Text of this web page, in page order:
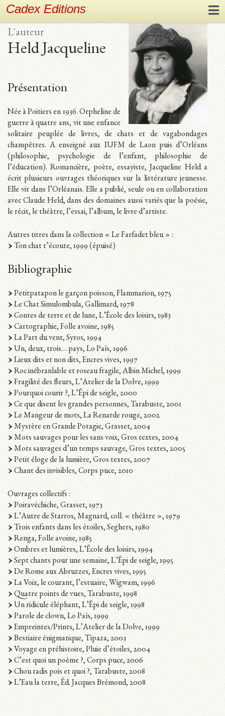
Cadex Editions
L'auteur
Held Jacqueline
Présentation
Née à Poitiers en 1936. Orpheline de
guerre à quatre ans, vit une enfance
solitaire peuplée de livres, de chats et de vagabondages
champêtres. A enseigné aux IUFM de Laon puis d’Orléans
(philosophie, psychologie de l’enfant, philosophie de
l’éducation). Romancière, poète, essayiste, Jacqueline Held a
écrit plusieurs ouvrages théoriques sur la littérature jeunesse.
Elle vit dans l’Orléanais. Elle a publié, seule ou en collaboration
avec Claude Held, dans des domaines aussi variés que la poésie,
le récit, le théâtre, l’essai, l’album, le livre d’artiste.
Autres titres dans la collection « Le Farfadet bleu » :
Ton chat t’écoute, 1999 (épuisé)
Bibliographie
Petitpatapon le garçon poisson, Flammarion, 1975
Le Chat Simulombula, Gallimard, 1978
Contes de terre et de lune, L’École des loisirs, 1983
Cartographie, Folle avoine, 1985
La Part du vent, Syros, 1994
Un, deux, trois… pays, Lo Païs, 1996
Lieux dits et non dits, Encres vives, 1997
Roc inébranlable et roseau fragile, Albin Michel, 1999
Fragilité des fleurs, L’Atelier de la Dolve, 1999
Pourquoi courir ?, L’Épi de seigle, 2000
Ce que disent les grandes personnes, Tarabuste, 2001
Le Mangeur de mots, La Renarde rouge, 2002
Mystère en Grande Potagie, Grasset, 2004
Mots sauvages pour les sans voix, Gros textes, 2004
Mots sauvages d’un temps sauvage, Gros textes, 2005
Petit éloge de la lumière, Gros textes, 2007
Chant des invisibles, Corps puce, 2010
Ouvrages collectifs :
Poiravéchiche, Grasset, 1973
L’Autre de Starros, Magnard, coll. « théâtre », 1979
Trois enfants dans les étoiles, Seghers, 1980
Renga, Folle avoine, 1985
Ombres et lumières, L’École des loisirs, 1994
Sept chants pour une semaine, L’Épi de seigle, 1995
De Rome aux Abruzzes, Encres vives, 1995
La Voix, le courant, l’estuaire, Wigwam, 1996
Quatre points de vues, Tarabuste, 1998
Un ridicule éléphant, L’Épi de seigle, 1998
Parole de clown, Lo Païs, 1999
Empreintes/Prints, L’Atelier de la Dolve, 1999
Bestiaire énigmatique, Tipaza, 2003
Voyage en préhistoire, Pluie d’étoiles, 2004
C’est quoi un poème ?, Corps puce, 2006
Chou radis pois et quoi ?, Tarabuste, 2008
L’Eau la terre, Éd. Jacques Brémond, 2008